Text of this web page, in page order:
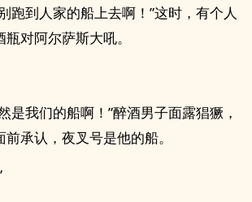
跑到人家的船上去啊！”这时，有个人
对阿尔萨斯大吼。
是我们的船啊！”醉酒男子面露猖獗，
承认，夜叉号是他的船。